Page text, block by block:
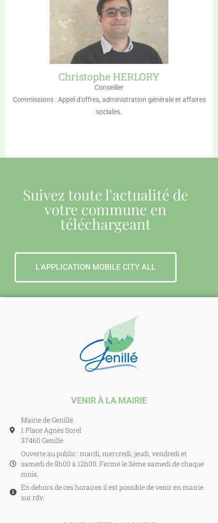
Christophe HERLORY
Conseiller
Commissions : Appel d'offres, administration générale et affaires
sociales.
Suivez toute l'actualité de
votre commune en
téléchargeant
L'APPLICATION MOBILE CITY ALL
VENIR À LA MAIRIE
Mairie de Genillé
1 Place Agnès Sorel
37460 Genillé
Ouverte au public : mardi, mercredi, jeudi, vendredi et
samedi de 9h00 à 12h00. Fermé le 3ème samedi de chaque
mois.
En dehors de ces horaires il est possible de venir en mairie
sur rdv.